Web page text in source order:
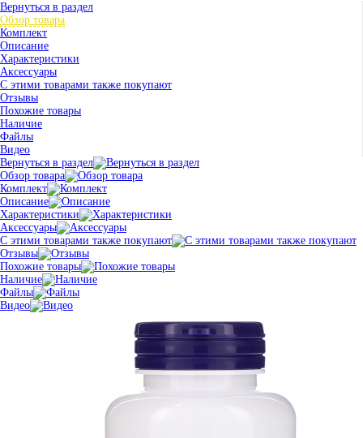
Вернуться в раздел
Обзор товара
Комплект
Описание
Характеристики
Аксессуары
С этими товарами также покупают
Отзывы
Похожие товары
Наличие
Файлы
Видео
Вернуться в раздел
Обзор товара
Комплект
Описание
Характеристики
Аксессуары
С этими товарами также покупают
Отзывы
Похожие товары
Наличие
Файлы
Видео